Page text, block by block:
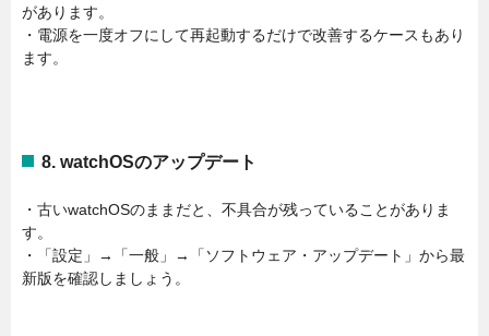
があります。
・電源を一度オフにして再起動するだけで改善するケースもあり
ます。
8. watchOSのアップデート
・古いwatchOSのままだと、不具合が残っていることがありま
す。
・「設定」→「一般」→「ソフトウェア・アップデート」から最
新版を確認しましょう。